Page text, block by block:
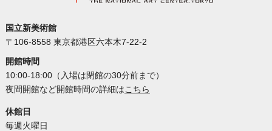
国立新美術館
〒106-8558 東京都港区六本木7-22-2
開館時間
10:00-18:00（入場は閉館の30分前まで）
夜間開館など開館時間の詳細はこちら
休館日
毎週火曜日